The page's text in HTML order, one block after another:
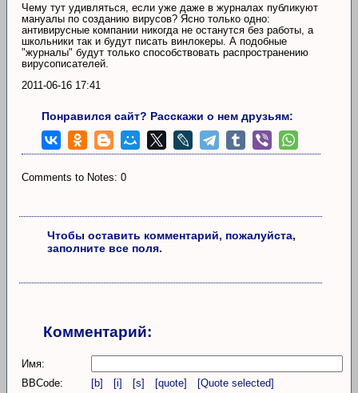
Чему тут удивляться, если уже даже в журналах публикуют
мануалы по созданию вирусов? Ясно только одно:
антивирусные компании никогда не останутся без работы, а
школьники так и будут писать винлокеры. А подобные
"журналы" будут только способствовать распространению
вирусописателей.
2011-06-16 17:41
Понравился сайт? Расскажи о нем друзьям:
Comments to Notes: 0
Чтобы оставить комментарий, пожалуйста,
заполните все поля.
Комментарий:
Имя:
BBCode:
[b] [i] [s] [quote] [Quote selected]